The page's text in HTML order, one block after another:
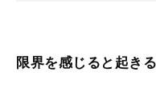
限界を感じると起き